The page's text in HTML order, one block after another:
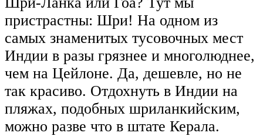
пристрастны: Шри! На одном из
самых знаменитых тусовочных мест
Индии в разы грязнее и многолюднее,
чем на Цейлоне. Да, дешевле, но не
так красиво. Отдохнуть в Индии на
пляжах, подобных шриланкийским,
можно разве что в штате Керала.